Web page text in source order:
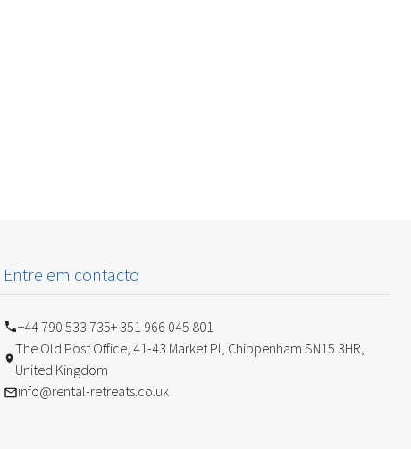
Entre em contacto
+44 790 533 735+ 351 966 045 801
The Old Post Office, 41-43 Market Pl, Chippenham SN15 3HR,
United Kingdom
info@rental-retreats.co.uk